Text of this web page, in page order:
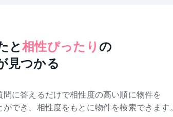
と相性ぴったり の
見つかる
問に答えるだけで相性度の高い順に物件を
でき、相性度をもとに物件を検索できます。